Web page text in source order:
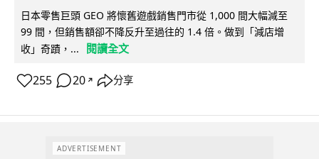
日本零售巨頭 GEO 將懷舊遊戲銷售門市從 1,000 間大幅減至
99 間，但銷售額卻不降反升至過往的 1.4 倍。做到「減店增
收」奇蹟，...
閱讀全文
255 20 ↗ 分享
ADVERTISEMENT